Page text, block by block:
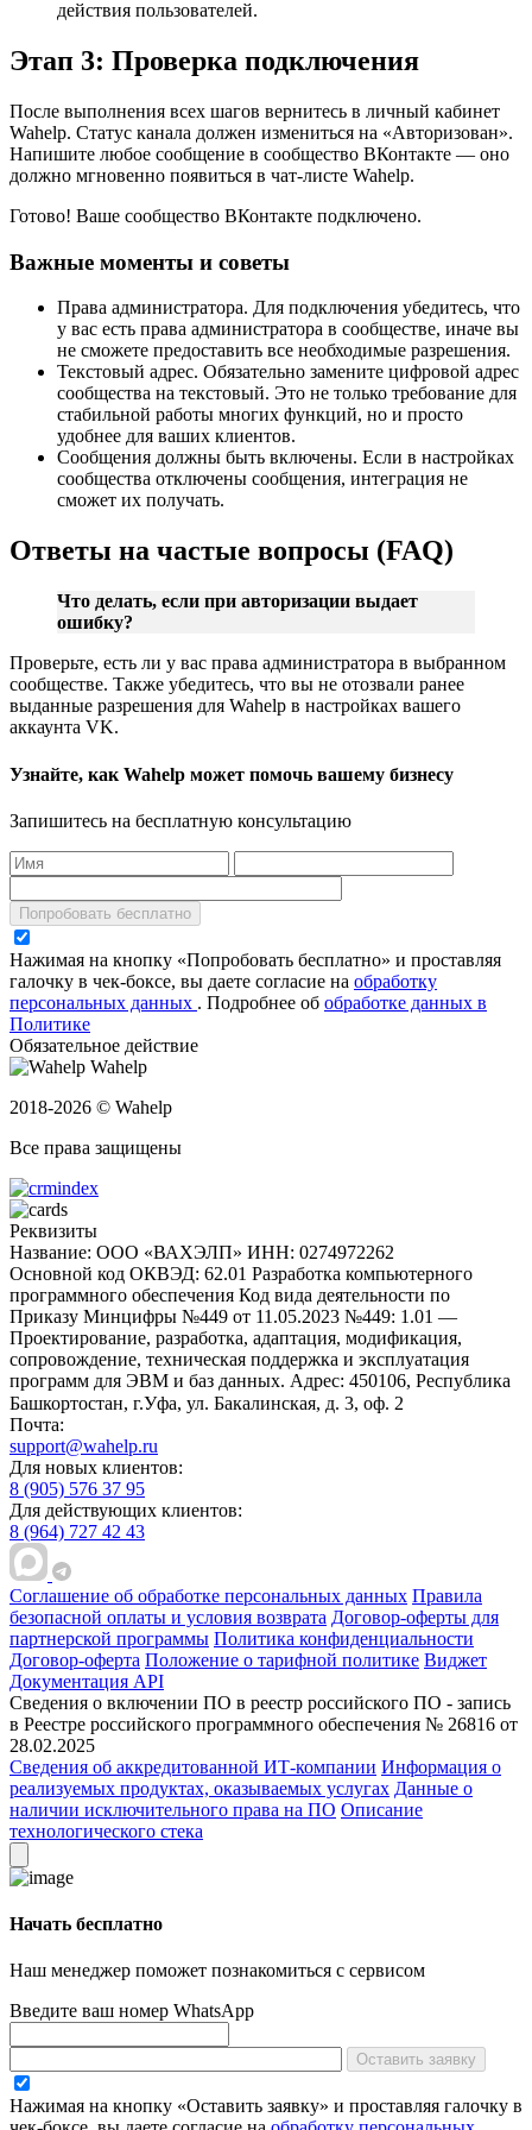
действия пользователей.
Этап 3: Проверка подключения
После выполнения всех шагов вернитесь в личный кабинет
Wahelp. Статус канала должен измениться на «Авторизован».
Напишите любое сообщение в сообщество ВКонтакте — оно
должно мгновенно появиться в чат-листе Wahelp.
Готово! Ваше сообщество ВКонтакте подключено.
Важные моменты и советы
Права администратора. Для подключения убедитесь, что
у вас есть права администратора в сообществе, иначе вы
не сможете предоставить все необходимые разрешения.
Текстовый адрес. Обязательно замените цифровой адрес
сообщества на текстовый. Это не только требование для
стабильной работы многих функций, но и просто
удобнее для ваших клиентов.
Сообщения должны быть включены. Если в настройках
сообщества отключены сообщения, интеграция не
сможет их получать.
Ответы на частые вопросы (FAQ)
Что делать, если при авторизации выдает
ошибку?
Проверьте, есть ли у вас права администратора в выбранном
сообществе. Также убедитесь, что вы не отозвали ранее
выданные разрешения для Wahelp в настройках вашего
аккаунта VK.
Узнайте, как Wahelp может помочь вашему бизнесу
Запишитесь на бесплатную консультацию
Попробовать бесплатно
Нажимая на кнопку «Попробовать бесплатно» и проставляя
галочку в чек-боксе, вы даете согласие на обработку
персональных данных . Подробнее об обработке данных в
Политике
Обязательное действие
Wahelp
2018-2026 © Wahelp
Все права защищены
Реквизиты
Название: ООО «ВАХЭЛП» ИНН: 0274972262
Основной код ОКВЭД: 62.01 Разработка компьютерного
программного обеспечения Код вида деятельности по
Приказу Минцифры №449 от 11.05.2023 №449: 1.01 —
Проектирование, разработка, адаптация, модификация,
сопровождение, техническая поддержка и эксплуатация
программ для ЭВМ и баз данных. Адрес: 450106, Республика
Башкортостан, г.Уфа, ул. Бакалинская, д. 3, oф. 2
Почта:
support@wahelp.ru
Для новых клиентов:
8 (905) 576 37 95
Для действующих клиентов:
8 (964) 727 42 43
Соглашение об обработке персональных данных Правила
безопасной оплаты и условия возврата Договор-оферты для
партнерской программы Политика конфиденциальности
Договор-оферта Положение о тарифной политике Виджет
Документация API
Сведения о включении ПО в реестр российского ПО - запись
в Реестре российского программного обеспечения № 26816 от
28.02.2025
Сведения об аккредитованной ИТ-компании Информация о
реализуемых продуктах, оказываемых услугах Данные о
наличии исключительного права на ПО Описание
технологического стека
Начать бесплатно
Наш менеджер поможет познакомиться с сервисом
Введите ваш номер WhatsApp
Оставить заявку
Нажимая на кнопку «Оставить заявку» и проставляя галочку в